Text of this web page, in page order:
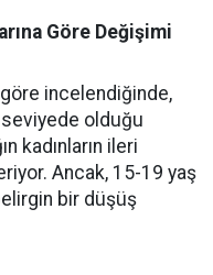
Göre Değişimi
göre incelendiğinde,
olduğu
kadınların ileri
Ancak, 15-19 yaş
bir düşüş